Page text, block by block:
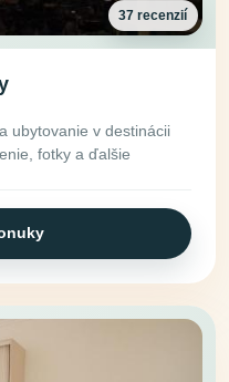
37 recenzií
ubytovanie v destinácii
fotky a ďalšie